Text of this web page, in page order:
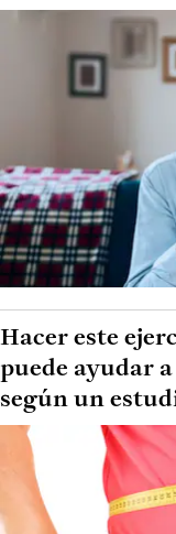
Hacer este
puede ayudar
según un